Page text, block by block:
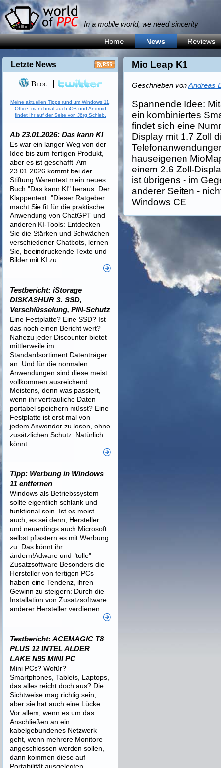
In a mobile world, we need sincerity
Home News Reviews
Mio Leap K1
Geschrieben vonAndreas
Spannende Idee:
ein kombiniertes
findet sich eine
Display mit 1.7 Zoll
hauseigenen
einem 2.6 Zoll-
ist übrigens - im
anderer Seiten -
Windows CE
Letzte News
Blog
Meine aktuellen Tipps rund um Windows 11,
Office, manchmal auch iOS und Android
findet Ihr auf der Seite von Jörg Schieb.
Ab 23.01.2026: Das kann KI
Es war ein langer Weg von der
Idee bis zum fertigen Produkt,
aber es ist geschafft: Am
23.01.2026 kommt bei der
Stiftung Warentest mein neues
Buch "Das kann KI" heraus. Der
Klappentext: "Dieser Ratgeber
macht Sie fit für die praktische
Anwendung von ChatGPT und
anderen KI-Tools: Entdecken
Sie die Stärken und Schwächen
verschiedener Chatbots, lernen
Sie, beeindruckende Texte und
Bilder mit KI zu ...
Testbericht: iStorage
DISKASHUR 3: SSD,
Verschlüsselung, PIN-Schutz
Eine Festplatte? Eine SSD? Ist
das noch einen Bericht wert?
Nahezu jeder Discounter bietet
mittlerweile im
Standardsortiment Datenträger
an. Und für die normalen
Anwendungen sind diese meist
vollkommen ausreichend.
Meistens, denn was passiert,
wenn ihr vertrauliche Daten
portabel speichern müsst? Eine
Festplatte ist erst mal von
jedem Anwender zu lesen, ohne
zusätzlichen Schutz. Natürlich
könnt ...
Tipp: Werbung in Windows
11 entfernen
Windows als Betriebssystem
sollte eigentlich schlank und
funktional sein. Ist es meist
auch, es sei denn, Hersteller
und neuerdings auch Microsoft
selbst pflastern es mit Werbung
zu. Das könnt ihr
ändern!Adware und "tolle"
Zusatzsoftware Besonders die
Hersteller von fertigen PCs
haben eine Tendenz, ihren
Gewinn zu steigern: Durch die
Installation von Zusatzsoftware
anderer Hersteller verdienen ...
Testbericht: ACEMAGIC T8
PLUS 12 INTEL ALDER
LAKE N95 MINI PC
Mini PCs? Wofür?
Smartphones, Tablets, Laptops,
das alles reicht doch aus? Die
Sichtweise mag richtig sein,
aber sie hat auch eine Lücke:
Vor allem, wenn es um das
Anschließen an ein
kabelgebundenes Netzwerk
geht, wenn mehrere Monitore
angeschlossen werden sollen,
dann kommen diese auf
Portabilität ausgelegten